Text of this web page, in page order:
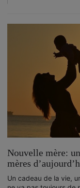
Nouvelle mère:
mères
Un cadeau de la vie,